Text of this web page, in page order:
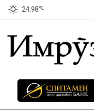
24.98℃